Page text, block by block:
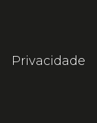
Privacidade